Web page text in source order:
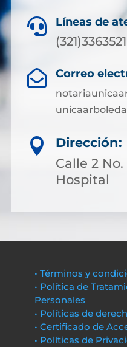
 Líneas de
(321)3363521
 Correo

Dirección:
Calle 2
Hospital
• Términos y
• Política de
Personales
• Políticas de
• Certificado de
• Políticas de